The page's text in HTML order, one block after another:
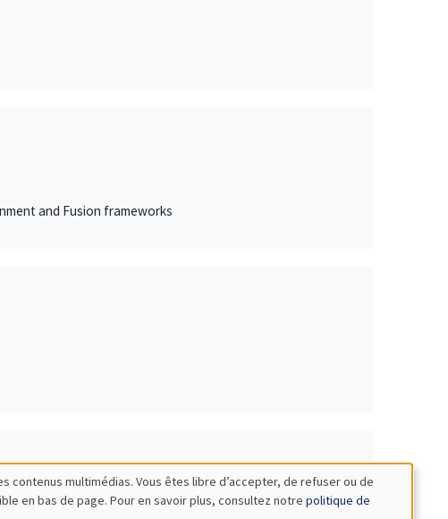
and Fusion frameworks
multimédias. Vous êtes libre d’accepter, de refuser ou de
en bas de page. Pour en savoir plus, consultez notre politique de